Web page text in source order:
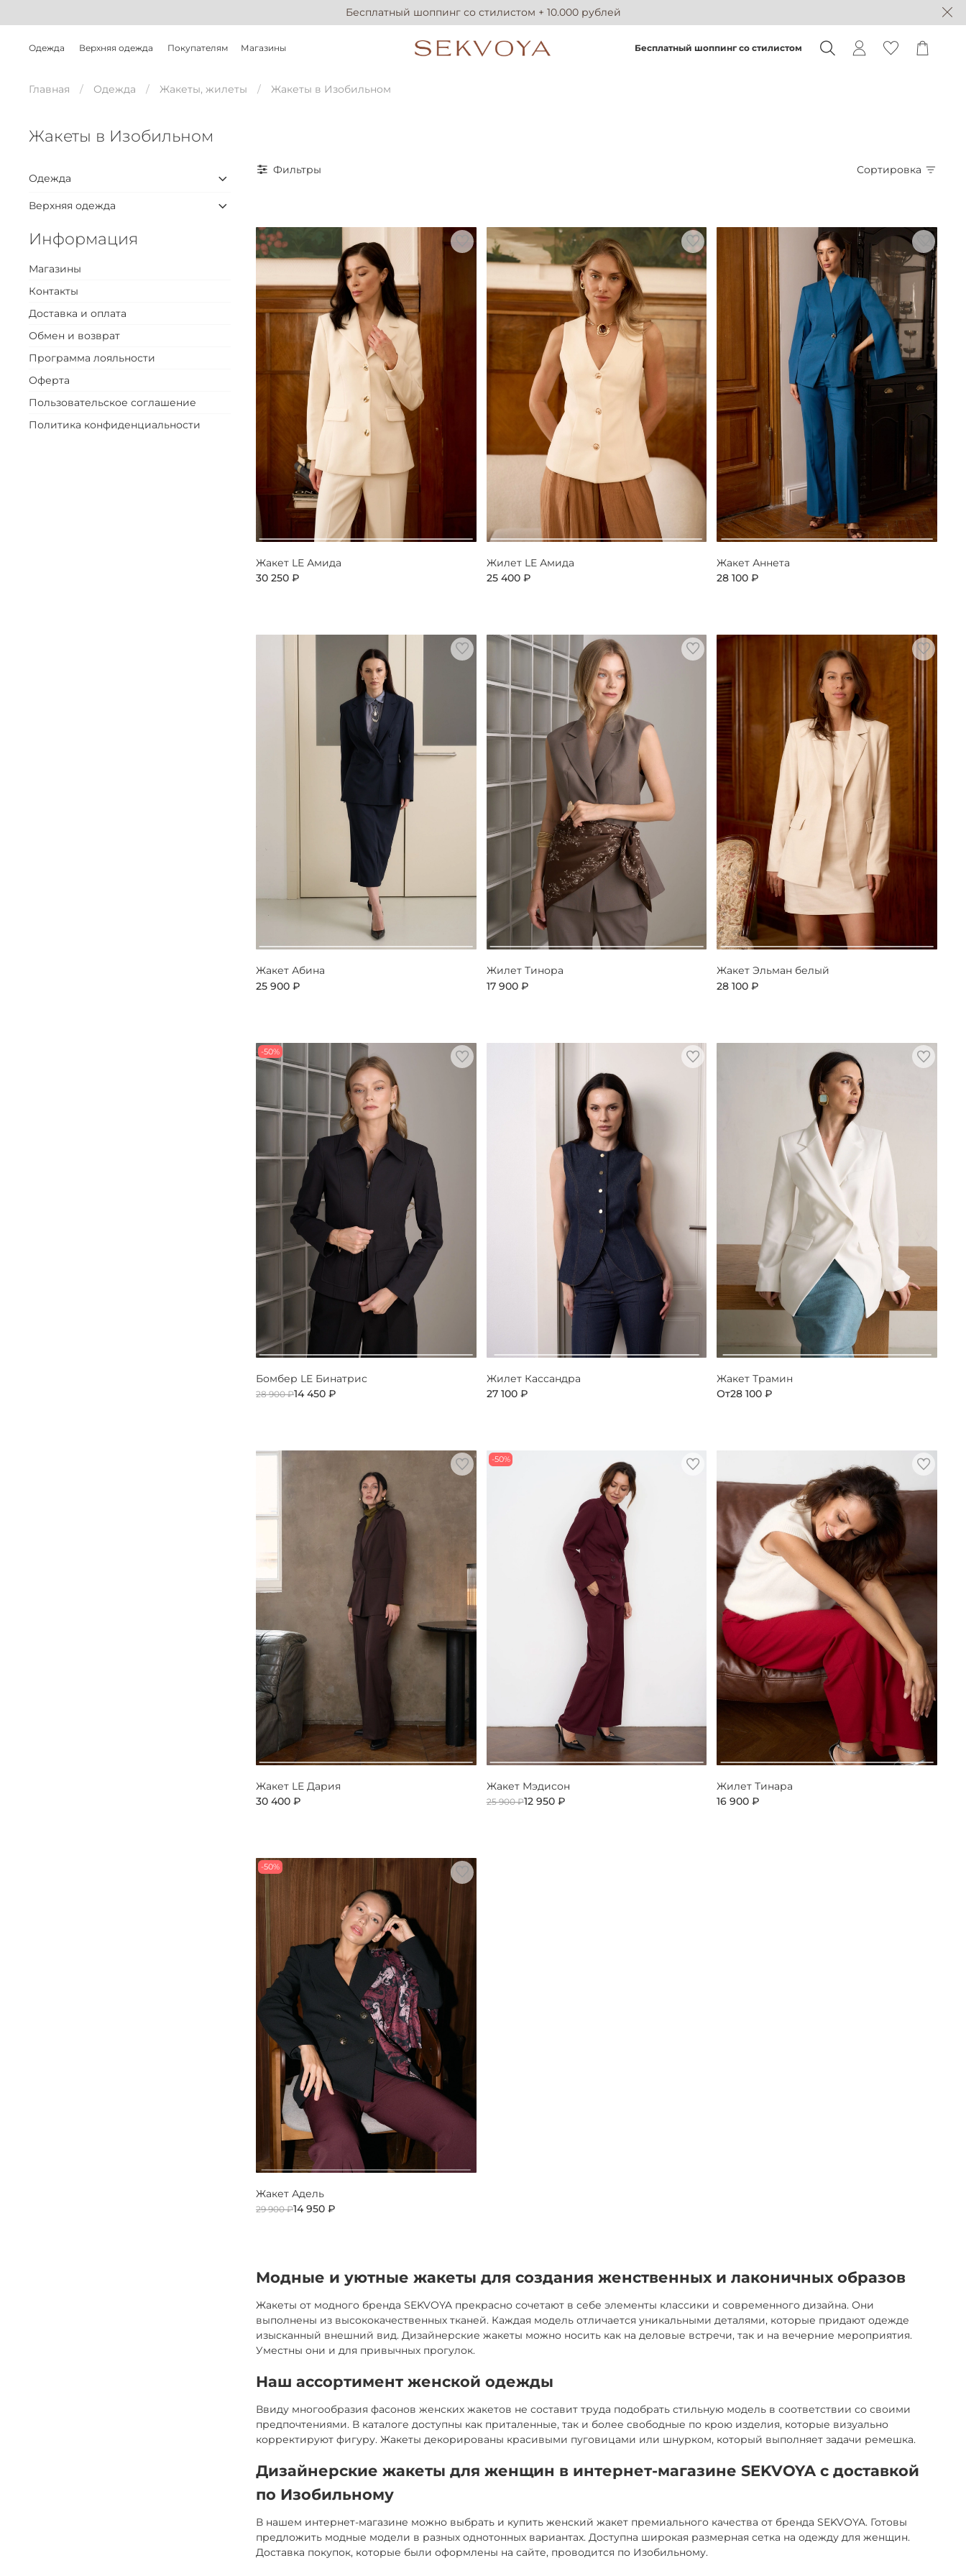
Бесплатный шоппинг со стилистом + 10.000 рублей
Бесплатный шоппинг со стилистом
Одежда Верхняя одежда Покупателям Магазины
Главная Одежда Жакеты, жилеты Жакеты в Изобильном
Жакеты в Изобильном
Фильтры Сортировка
Жакет LE Амида
30 250 ₽
Жилет LE Амида
25 400 ₽
Жакет Аннета
28 100 ₽
Жакет Абина
25 900 ₽
Жилет Тинора
17 900 ₽
Жакет Эльман белый
28 100 ₽
-50%
Бомбер LE Бинатрис
28 900 ₽14 450 ₽
Жилет Кассандра
27 100 ₽
Жакет Трамин
От28 100 ₽
Жакет LE Дария
30 400 ₽
-50%
Жакет Мэдисон
25 900 ₽12 950 ₽
Жилет Тинара
16 900 ₽
-50%
Жакет Адель
29 900 ₽14 950 ₽
Модные и уютные жакеты для создания женственных и лаконичных образов
Жакеты от модного бренда SEKVOYA прекрасно сочетают в себе элементы классики и современного дизайна. Они
выполнены из высококачественных тканей. Каждая модель отличается уникальными деталями, которые придают одежде
изысканный внешний вид. Дизайнерские жакеты можно носить как на деловые встречи, так и на вечерние мероприятия.
Уместны они и для привычных прогулок.
Наш ассортимент женской одежды
Ввиду многообразия фасонов женских жакетов не составит труда подобрать стильную модель в соответствии со своими
предпочтениями. В каталоге доступны как приталенные, так и более свободные по крою изделия, которые визуально
корректируют фигуру. Жакеты декорированы красивыми пуговицами или шнурком, который выполняет задачи ремешка.
Дизайнерские жакеты для женщин в интернет-магазине SEKVOYA с доставкой
по Изобильному
В нашем интернет-магазине можно выбрать и купить женский жакет премиального качества от бренда SEKVOYA. Готовы
предложить модные модели в разных однотонных вариантах. Доступна широкая размерная сетка на одежду для женщин.
Доставка покупок, которые были оформлены на сайте, проводится по Изобильному.
Одежда
Верхняя одежда
Информация
Магазины
Контакты
Доставка и оплата
Обмен и возврат
Программа лояльности
Оферта
Пользовательское соглашение
Политика конфиденциальности